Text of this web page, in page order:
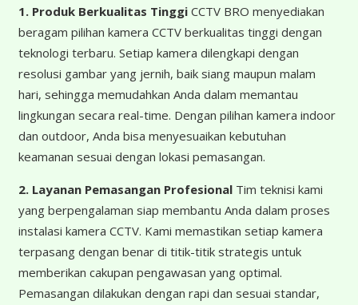
1. Produk Berkualitas TinggiCCTV BRO menyediakan
beragam pilihan kamera CCTV berkualitas tinggi dengan
teknologi terbaru. Setiap kamera dilengkapi dengan
resolusi gambar yang jernih, baik siang maupun malam
hari, sehingga memudahkan Anda dalam memantau
lingkungan secara real-time. Dengan pilihan kamera indoor
dan outdoor, Anda bisa menyesuaikan kebutuhan
keamanan sesuai dengan lokasi pemasangan.
2. Layanan Pemasangan ProfesionalTim teknisi kami
yang berpengalaman siap membantu Anda dalam proses
instalasi kamera CCTV. Kami memastikan setiap kamera
terpasang dengan benar di titik-titik strategis untuk
memberikan cakupan pengawasan yang optimal.
Pemasangan dilakukan dengan rapi dan sesuai standar,